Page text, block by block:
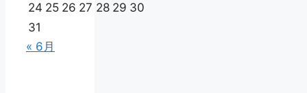
24 25 26 27 28 29 30
31
« 6月